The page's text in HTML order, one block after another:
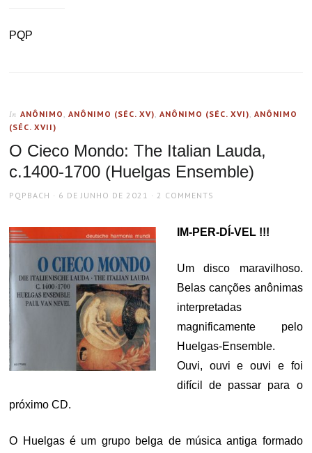
PQP
In ANÔNIMO ,ANÔNIMO (SÉC. XV) ,ANÔNIMO (SÉC. XVI) ,ANÔNIMO
(SÉC. XVII)
O Cieco Mondo: The Italian Lauda,
c.1400-1700 (Huelgas Ensemble)
AUTHOR
PQPBACH
POSTED
6 DE JUNHO DE 2021 2 COMMENTS
IM-PER-DÍ-VEL !!!
Um disco maravilhoso.
Belas canções anônimas
interpretadas
magnificamente pelo
Huelgas-Ensemble.
Ouvi, ouvi e ouvi e foi
difícil de passar para o
próximo CD.
O Huelgas é um grupo belga de música antiga formado